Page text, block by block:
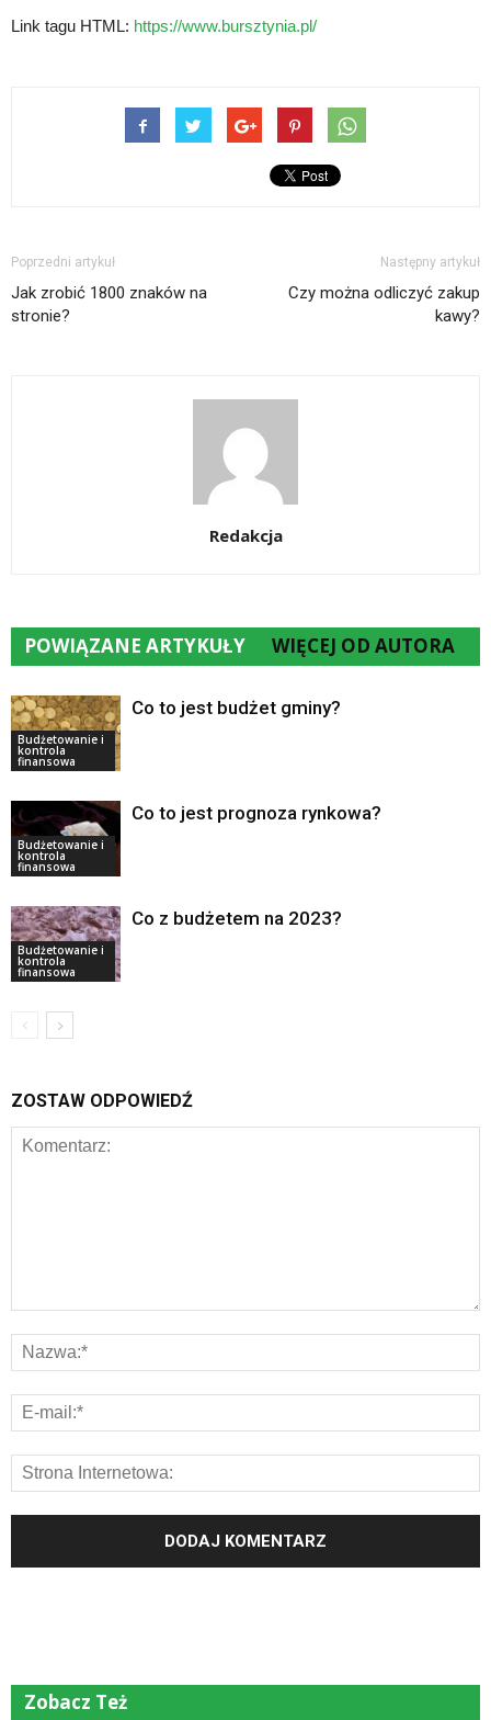
Link tagu HTML: https://www.bursztynia.pl/
Poprzedni artykuł
Jak zrobić 1800 znaków na
stronie?
Następny artykuł
Czy można odliczyć zakup
kawy?
Redakcja
POWIĄZANE ARTYKUŁY WIĘCEJ OD AUTORA
Budżetowanie i
kontrola
finansowa
Co to jest budżet gminy?
Budżetowanie i
kontrola
finansowa
Co to jest prognoza rynkowa?
Budżetowanie i
kontrola
finansowa
Co z budżetem na 2023?
ZOSTAW ODPOWIEDŹ
Zobacz Też